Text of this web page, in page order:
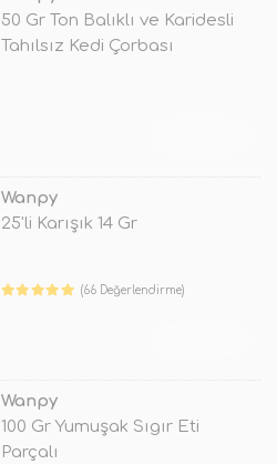
50 Gr Ton Balıklı ve Karidesli
Tahılsız Kedi Çorbası
Wanpy
25'li Karışık 14 Gr
(66 Değerlendirme)
Wanpy
100 Gr Yumuşak Sıgır Eti
Parçalı